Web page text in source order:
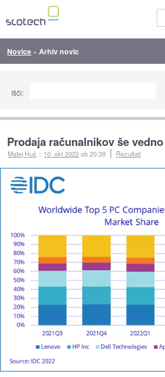
Novice » Arhiv novic
Išči:
Prodaja računalnikov še
Matej Huš :: 10. okt 2022ob 20:39 Rezultati